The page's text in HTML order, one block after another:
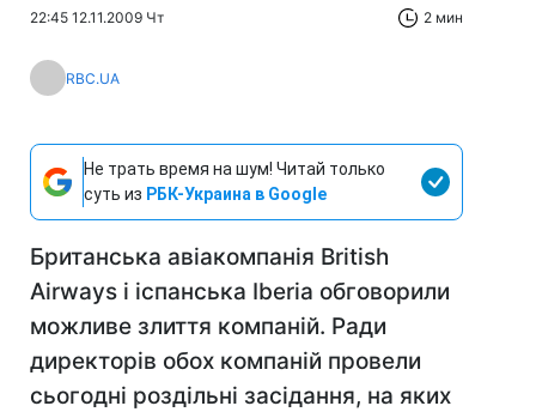
22:45 12.11.2009 Чт 2 мин
RBC.UA
Не трать время на шум! Читай только
суть из РБК-Украина в Google
Британська авіакомпанія British
Airways і іспанська Iberia обговорили
можливе злиття компаній. Ради
директорів обох компаній провели
сьогодні роздільні засідання, на яких